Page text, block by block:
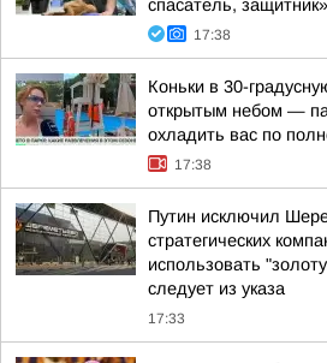
спасатель,
17:38
Коньки в 30-
открытым небом —
охладить вас по
17:38
Путин исключил
стратегических
использовать
следует из указа
17:33